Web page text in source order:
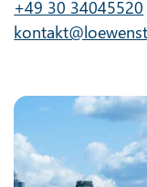
+49 30 34045520